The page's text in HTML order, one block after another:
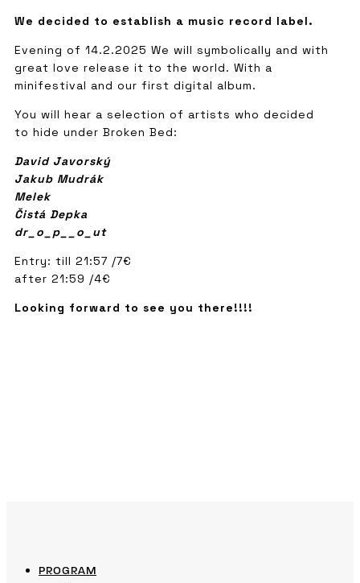
We decided to establish a music record label.
Evening of 14.2.2025 We will symbolically and with
great love release it to the world. With a
minifestival and our first digital album.
You will hear a selection of artists who decided
to hide under Broken Bed:
David Javorský
Jakub Mudrák
Melek
Čistá Depka
dr_o_p__o_ut
Entry: till 21:57 /7€
after 21:59 /4€
Looking forward to see you there!!!!
PROGRAM